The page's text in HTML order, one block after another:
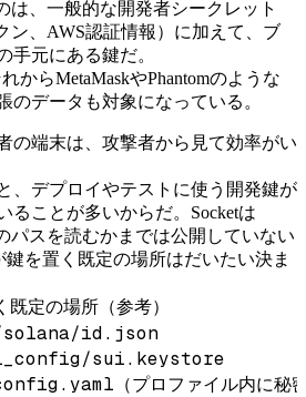
は、一般的な開発者シークレット
ン、AWS認証情報）に加えて、ブ
手元にある鍵だ。
からMetaMaskやPhantomのような
のデータも対象になっている。
の端末は、攻撃者から見て効率がい
、デプロイやテストに使う開発鍵が
ることが多いからだ。Socketは
パスを読むかまでは公開していない
を置く既定の場所はだいたい決ま
定の場所（参考）
id.json
sui.keystore
（プロファイル内に秘